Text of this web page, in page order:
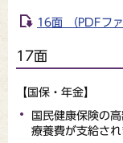
16面 （PDFフ
17面
【国保・年金】
国民健康保険の
療養費が支給され